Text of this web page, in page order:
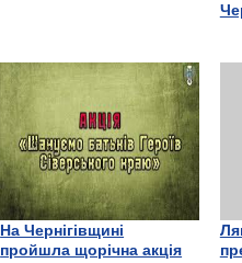
На Чернігівщині
пройшла щорічна акція